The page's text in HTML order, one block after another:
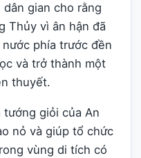
gian cho rằng
Thủy vì ân hận đã
phía trước đền
và trở thành một
thuyết.
giỏi của An
nỏ và giúp tổ chức
vùng di tích có